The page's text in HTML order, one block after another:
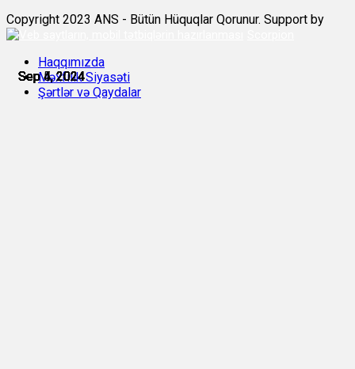
Sep 4, 2024
Sep 4, 2024
Sep 4, 2024
Sep 4, 2024
Sep 4, 2024
Sep 5, 2024
Copyright 2023 ANS - Bütün Hüquqlar Qorunur. Support by
Haqqımızda
Məxfilik Siyasəti
Şərtlər və Qaydalar